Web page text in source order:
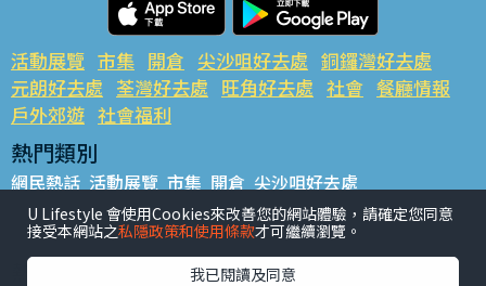
活動展覽 市集 開倉 尖沙咀好去處 銅鑼灣好去處
元朗好去處 荃灣好去處 旺角好去處 社會 餐廳情報
戶外郊遊 社會福利
熱門類別
網民熱話 活動展覽 市集 開倉 尖沙咀好去處
銅鑼灣好去處 元朗好去處 荃灣好去處 旺角好去處 社會
餐廳情報 戶外郊遊
熱門標籤
U Lifestyle 會使用Cookies來改善您的網站體驗，請確定您同意
接受本網站之私隱政策和使用條款才可繼續瀏覽。
我已閱讀及同意